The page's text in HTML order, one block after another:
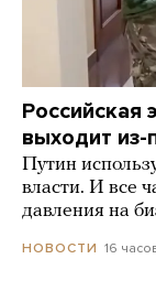
Российская
выходит из-
Путин
власти. И все
давления на
НОВОСТИ 16